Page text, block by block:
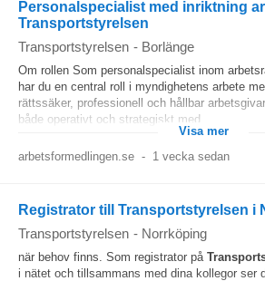
Personalspecialist med inriktning
Transportstyrelsen
Transportstyrelsen - Borlänge
Om rollen Som personalspecialist inom
har du en central roll i myndighetens arbete
rättssäker, professionell och hållbar
både operativt och strategiskt med...
Visa mer
arbetsformedlingen.se - 1 vecka sedan
Registrator till Transportstyrelsen i
Transportstyrelsen - Norrköping
när behov finns. Som registrator på
i nätet och tillsammans med dina kollegor ser